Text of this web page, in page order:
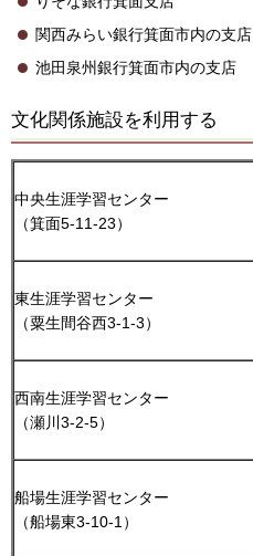
関西みらい銀行箕面市内の支店
池田泉州銀行箕面市内の支店
文化関係施設を利用する
中央生涯学習センター
（箕面5-11-23）
東生涯学習センター
（粟生間谷西3-1-3）
西南生涯学習センター
（瀬川3-2-5）
船場生涯学習センター
（船場東3-10-1）